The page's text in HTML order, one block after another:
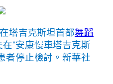
塔吉克斯坦首都舞蹈
“安康慢車塔吉克斯
者停止檢討。新華社